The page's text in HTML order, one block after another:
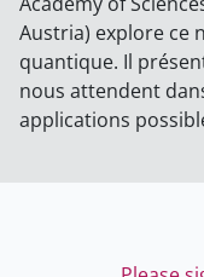
Austria) explore ce
quantique. Il
nous attendent
applications